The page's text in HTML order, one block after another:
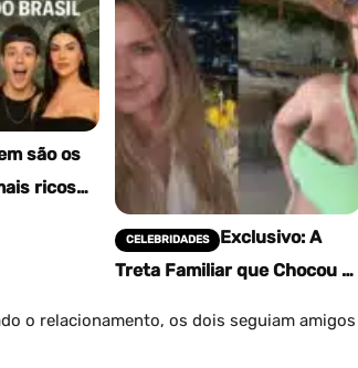
são os
ricos
CELEBRIDADES
Exclusivo: A
Treta Familiar que Chocou o
Birkheuer Acusa Mãe de
o relacionamento, os dois seguiam amigos